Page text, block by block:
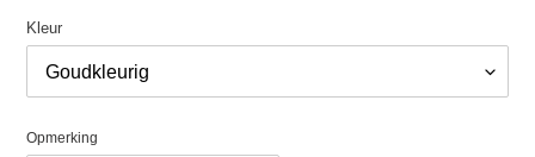
Kleur
Opmerking